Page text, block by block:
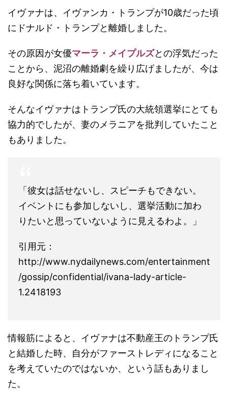
イヴァナは、イヴァンカ・トランプが10歳だった頃
にドナルド・トランプと離婚しました。
その原因が女優マーラ・メイプルズとの浮気だった
ことから、泥沼の離婚劇を繰り広げましたが、今は
良好な関係に落ち着いています。
そんなイヴァナはトランプ氏の大統領選挙にとても
協力的でしたが、妻のメラニアを批判していたこと
もありました。
「彼女は話せないし、スピーチもできない。
イベントにも参加しないし、選挙活動に加わ
りたいと思っていないように見えるわよ。」
引用元：
http://www.nydailynews.com/entertainment
/gossip/confidential/ivana-lady-article-
1.2418193
情報筋によると、イヴァナは不動産王のトランプ氏
と結婚した時、自分がファーストレディになること
を考えていたのではないか、という話もありまし
た。